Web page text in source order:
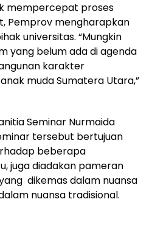
mempercepat proses
Pemprov mengharapkan
universitas. “Mungkin
yang belum ada di agenda
karakter
muda Sumatera Utara,”
Seminar Nurmaida
tersebut bertujuan
beberapa
juga diadakan pameran
dikemas dalam nuansa
nuansa tradisional.